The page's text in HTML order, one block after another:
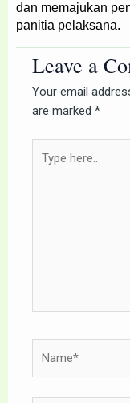
dan memajukan
panitia pelaksana.
Leave a
Your email
are marked *
here..